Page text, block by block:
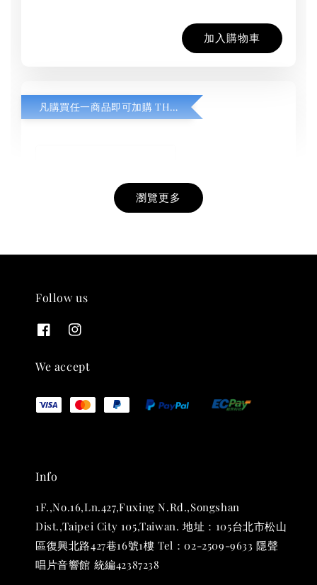
加入購物車
凡購買任一商品即可加購 THT 九週年紀念 T-shirt
THT 九週年紀念 T-shirt
NT$ 880
加入購物車
瀏覽更多
Follow us
We accept
Info
1F.,No.16,Ln.427,Fuxing N.Rd.,Songshan
Dist.,Taipei City 105,Taiwan. 地址：105台北市松山
區復興北路427巷16號1樓 Tel：02-2509-9633 隱聲
唱片音響館 統編42387238